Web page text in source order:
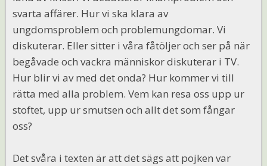
svarta affärer. Hur vi ska klara av
ungdomsproblem och problemungdomar. Vi
diskuterar. Eller sitter i våra fåtöljer och ser på när
begåvade och vackra människor diskuterar i TV.
Hur blir vi av med det onda? Hur kommer vi till
rätta med alla problem. Vem kan resa oss upp ur
stoftet, upp ur smutsen och allt det som fångar
oss?
Det svåra i texten är att det sägs att pojken var